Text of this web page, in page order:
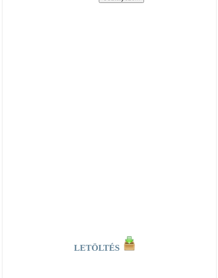
LETÖLTÉS